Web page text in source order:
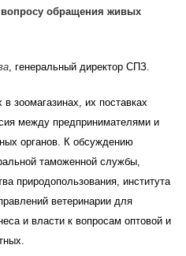
вопросу обращения живых
, генеральный директор СПЗ.
зоомагазинах, их поставках
между предпринимателями и
органов. К обсуждению
таможенной службы,
природопользования, института
ветеринарии для
и власти к вопросам оптовой и